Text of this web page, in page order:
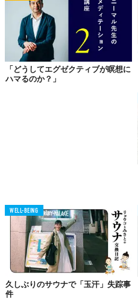
「どうしてエグゼクティブが瞑想に
ハマるのか？」
WELL-BEING
久しぶりのサウナで「玉汗」失踪事
件